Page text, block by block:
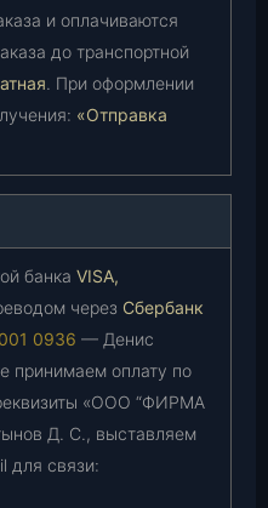
и оплачиваются
до транспортной
. При оформлении
«Отправка
банка VISA,
через Сбербанк
0936 — Денис
принимаем оплату по
«ООО “ФИРМА
Д. С., выставляем
для связи: